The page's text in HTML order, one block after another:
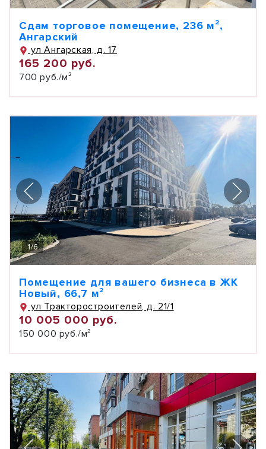
Сдам торговое помещение, 236 м²,
Ангарский
ул Ангарская, д. 17
165 200 руб.
700 руб./м²
1/6
Помещение для вашего бизнеса в ЖК
Новый, 66,7 м²
ул Тракторостроителей, д. 21/1
10 005 000 руб.
150 000 руб./м²